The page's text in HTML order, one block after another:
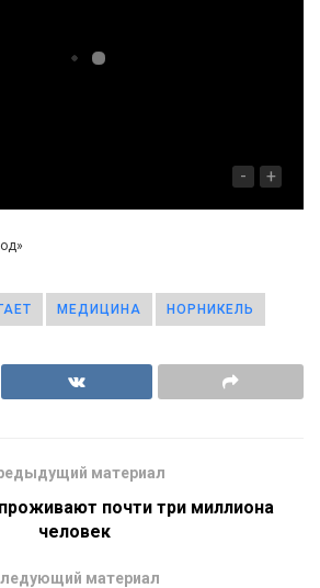
- +
МЕДИЦИНА НОРНИКЕЛЬ
материал
почти три миллиона
человек
материал